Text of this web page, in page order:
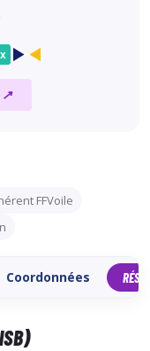
FFVoile
Coordonnées
↗